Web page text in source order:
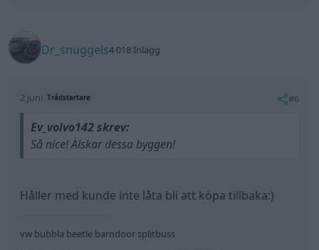
Dr_snuggels4 018 Inlägg
2 juni Trådstartare #6
Ev_volvo142 skrev:
Så nice! Älskar dessa byggen!
Håller med kunde inte låta bli att köpa tillbaka:)
vw bubbla beetle barndoor splitbuss